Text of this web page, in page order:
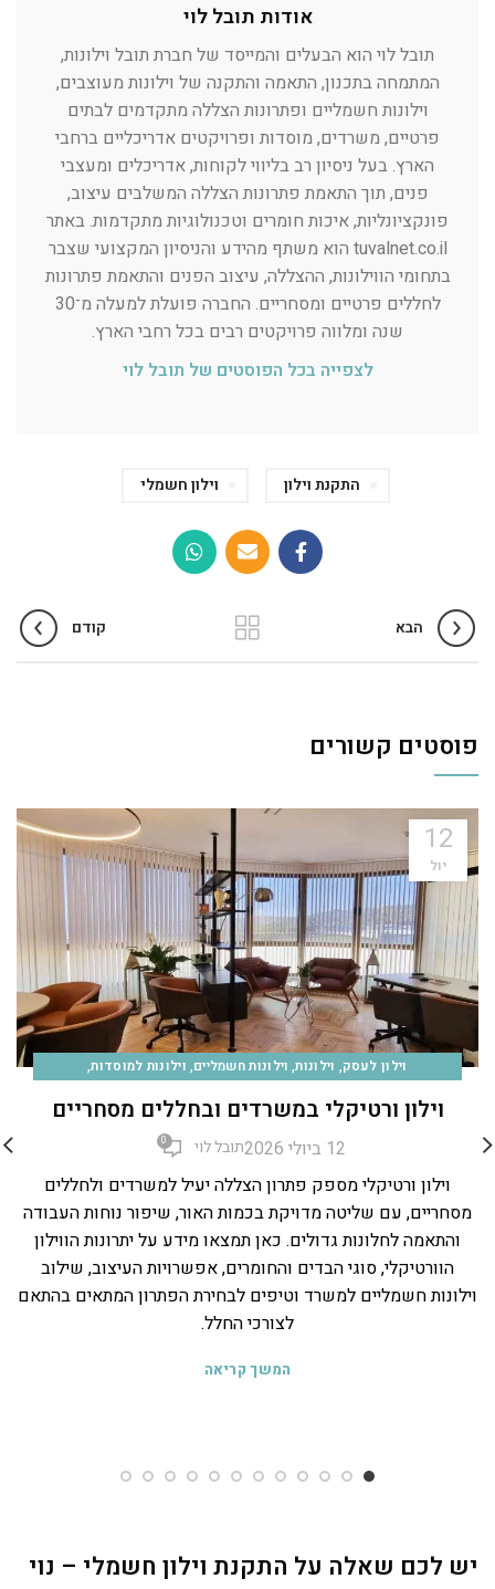
אודות תובל לוי
תובל לוי הוא הבעלים והמייסד של חברת תובל וילונות,
המתמחה בתכנון, התאמה והתקנה של וילונות מעוצבים,
וילונות חשמליים ופתרונות הצללה מתקדמים לבתים
פרטיים, משרדים, מוסדות ופרויקטים אדריכליים ברחבי
הארץ. בעל ניסיון רב בליווי לקוחות, אדריכלים ומעצבי
פנים, תוך התאמת פתרונות הצללה המשלבים עיצוב,
פונקציונליות, איכות חומרים וטכנולוגיות מתקדמות. באתר
tuvalnet.co.il הוא משתף מהידע והניסיון המקצועי שצבר
בתחומי הווילונות, ההצללה, עיצוב הפנים והתאמת פתרונות
לחללים פרטיים ומסחריים. החברה פועלת למעלה מ־30
שנה ומלווה פרויקטים רבים בכל רחבי הארץ.
לצפייה בכל הפוסטים של תובל לוי
התקנת וילון וילון חשמלי
הבא קודם
פוסטים קשורים
12
יול
וילון לעסק, וילונות, וילונות חשמליים, וילונות למוסדות,
וילון ורטיקלי במשרדים ובחללים מסחריים
12 ביולי 2026 תובל לוי 0
וילון ורטיקלי מספק פתרון הצללה יעיל למשרדים ולחללים
מסחריים, עם שליטה מדויקת בכמות האור, שיפור נוחות העבודה
והתאמה לחלונות גדולים. כאן תמצאו מידע על יתרונות הווילון
הוורטיקלי, סוגי הבדים והחומרים, אפשרויות העיצוב, שילוב
וילונות חשמליים למשרד וטיפים לבחירת הפתרון המתאים בהתאם
לצורכי החלל.
המשך קריאה
יש לכם שאלה על התקנת וילון חשמלי – נוי